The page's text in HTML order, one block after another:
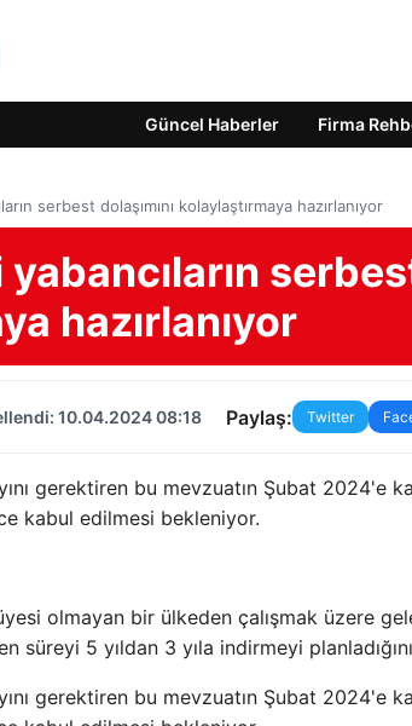
Güncel Haberler Firma
serbest dolaşımını kolaylaştırmaya hazırlanıyor
serbest
hazırlanıyor
10.04.2024 08:18 Paylaş: Twitter
gerektiren bu mevzuatın Şubat 2024'e
kabul edilmesi bekleniyor.
olmayan bir ülkeden çalışmak üzere
süreyi 5 yıldan 3 yıla indirmeyi
gerektiren bu mevzuatın Şubat 2024'e